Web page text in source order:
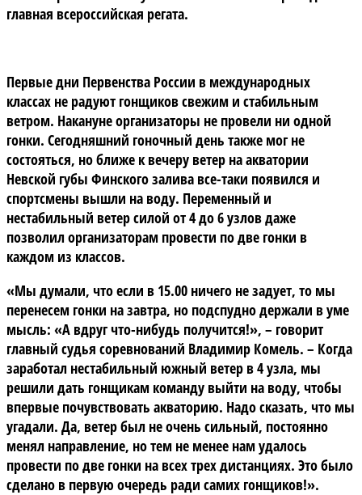
главная всероссийская регата.
Первые дни Первенства России в международных
классах не радуют гонщиков свежим и стабильным
ветром. Накануне организаторы не провели ни одной
гонки. Сегодняшний гоночный день также мог не
состояться, но ближе к вечеру ветер на акватории
Невской губы Финского залива все-таки появился и
спортсмены вышли на воду. Переменный и
нестабильный ветер силой от 4 до 6 узлов даже
позволил организаторам провести по две гонки в
каждом из классов.
«Мы думали, что если в 15.00 ничего не задует, то мы
перенесем гонки на завтра, но подспудно держали в уме
мысль: «А вдруг что-нибудь получится!», – говорит
главный судья соревнований Владимир Комель. – Когда
заработал нестабильный южный ветер в 4 узла, мы
решили дать гонщикам команду выйти на воду, чтобы
впервые почувствовать акваторию. Надо сказать, что мы
угадали. Да, ветер был не очень сильный, постоянно
менял направление, но тем не менее нам удалось
провести по две гонки на всех трех дистанциях. Это было
сделано в первую очередь ради самих гонщиков!».